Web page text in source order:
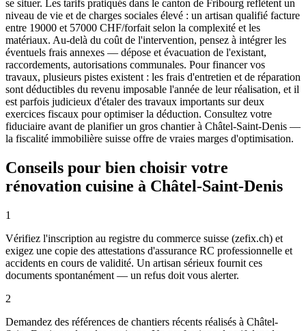
se situer. Les tarifs pratiqués dans le canton de Fribourg reflètent un
niveau de vie et de charges sociales élevé : un artisan qualifié facture
entre 19000 et 57000 CHF/forfait selon la complexité et les
matériaux. Au-delà du coût de l'intervention, pensez à intégrer les
éventuels frais annexes — dépose et évacuation de l'existant,
raccordements, autorisations communales. Pour financer vos
travaux, plusieurs pistes existent : les frais d'entretien et de réparation
sont déductibles du revenu imposable l'année de leur réalisation, et il
est parfois judicieux d'étaler des travaux importants sur deux
exercices fiscaux pour optimiser la déduction. Consultez votre
fiduciaire avant de planifier un gros chantier à Châtel-Saint-Denis —
la fiscalité immobilière suisse offre de vraies marges d'optimisation.
Conseils pour bien choisir votre
rénovation cuisine à Châtel-Saint-Denis
1
Vérifiez l'inscription au registre du commerce suisse (zefix.ch) et
exigez une copie des attestations d'assurance RC professionnelle et
accidents en cours de validité. Un artisan sérieux fournit ces
documents spontanément — un refus doit vous alerter.
2
Demandez des références de chantiers récents réalisés à Châtel-